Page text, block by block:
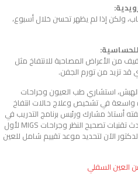
ولكن إذا لم يظهر تحسن خلال أسبوع،
من الأعراض المصاحبة للانتفاخ مثل
قد تزيد من تورم الجفن.
الهبش، استشاري طب العيون وجراحات
واسعة في تشخيص وعلاج حالات انتفاخ
أستاذ مشارك ورئيس برنامج التدريب في
طب العيون بالمنطقة الشرقية، يقدم أحدث تقنيات تصحيح النظر وجراحات MIGS لأول
الآن لتحديد موعد تقييم شامل للعين